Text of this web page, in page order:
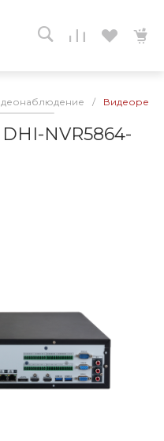
/
NVR5864-